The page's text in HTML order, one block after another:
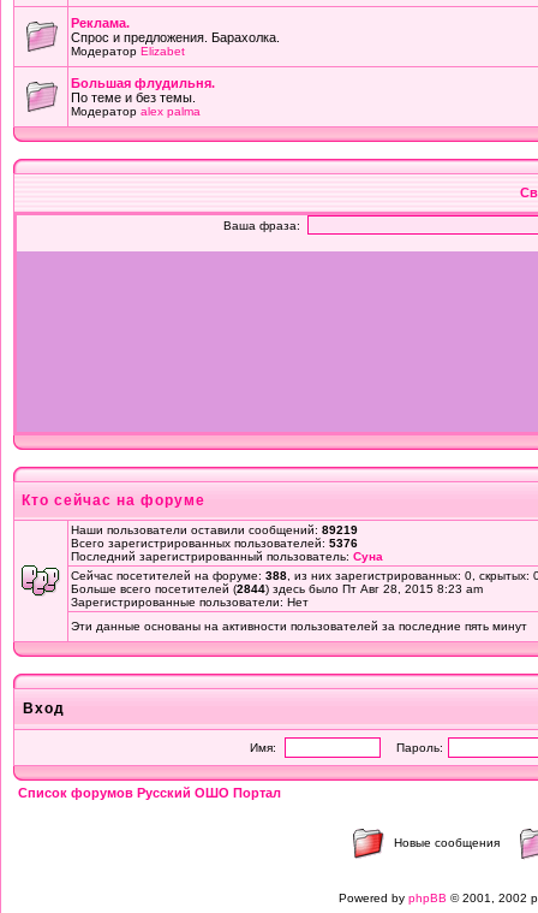
Реклама.
Спрос и предложения. Барахолка.
Модератор Elizabet
Большая флудильня.
По теме и без темы.
Модератор alex palma
Кто сейчас на форуме
Наши пользователи оставили сообщений: 89219
Всего зарегистрированных пользователей: 5376
Последний зарегистрированный пользователь: Суна
Сейчас посетителей на форуме: 388 , из них зарегистрированных: 0,
Больше всего посетителей (2844) здесь было Пт Авг 28, 2015 8:23 am
Зарегистрированные пользователи: Нет
Эти данные основаны на активности пользователей за последние пять минут
Вход
Имя: Пароль:
Список форумов Русский ОШО Портал
Новые сообщения
Powered by phpBB © 2001, 2002